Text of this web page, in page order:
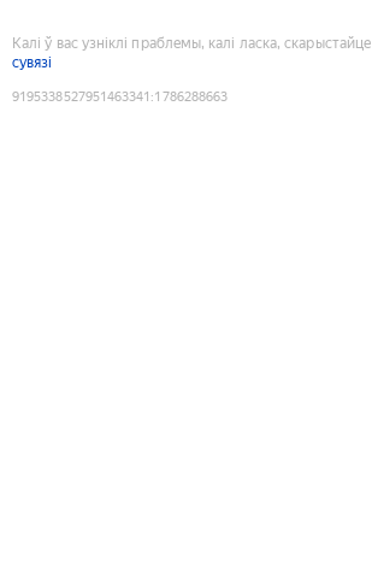
Калі ў вас узніклі праблемы, калі ласка, скарыстайце
сувязі
9195338527951463341 :1786288663